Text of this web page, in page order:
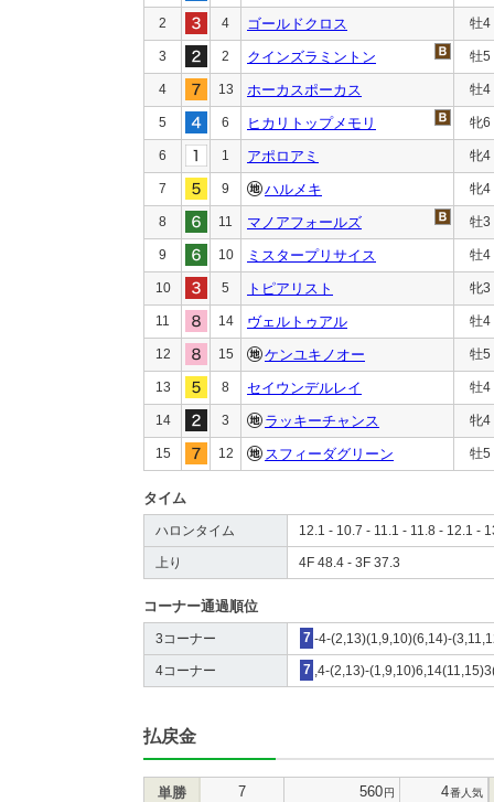
2 4 ゴールドクロス 牡4
3 2 クインズラミントン 牡5
4 13 ホーカスポーカス 牡4
5 6 ヒカリトップメモリ 牝6
6 1 アポロアミ 牝4
7 9 ハルメキ 牝4
8 11 マノアフォールズ 牡3
9 10 ミスタープリサイス 牡4
10 5 トピアリスト 牝3
11 14 ヴェルトゥアル 牡4
12 15 ケンユキノオー 牡5
13 8 セイウンデルレイ 牡4
14 3 ラッキーチャンス 牝4
15 12 スフィーダグリーン 牡5
タイム
ハロンタイム 12.1 - 10.7 - 11.1 - 11.8 - 12.1 -
上り 4F 48.4 - 3F 37.3
コーナー通過順位
3コーナー 7 -4-(2,13)(1,9,10)(6,14)-
4コーナー 7 ,4-(2,13)-
払戻金
単勝 7 560円 4番人気